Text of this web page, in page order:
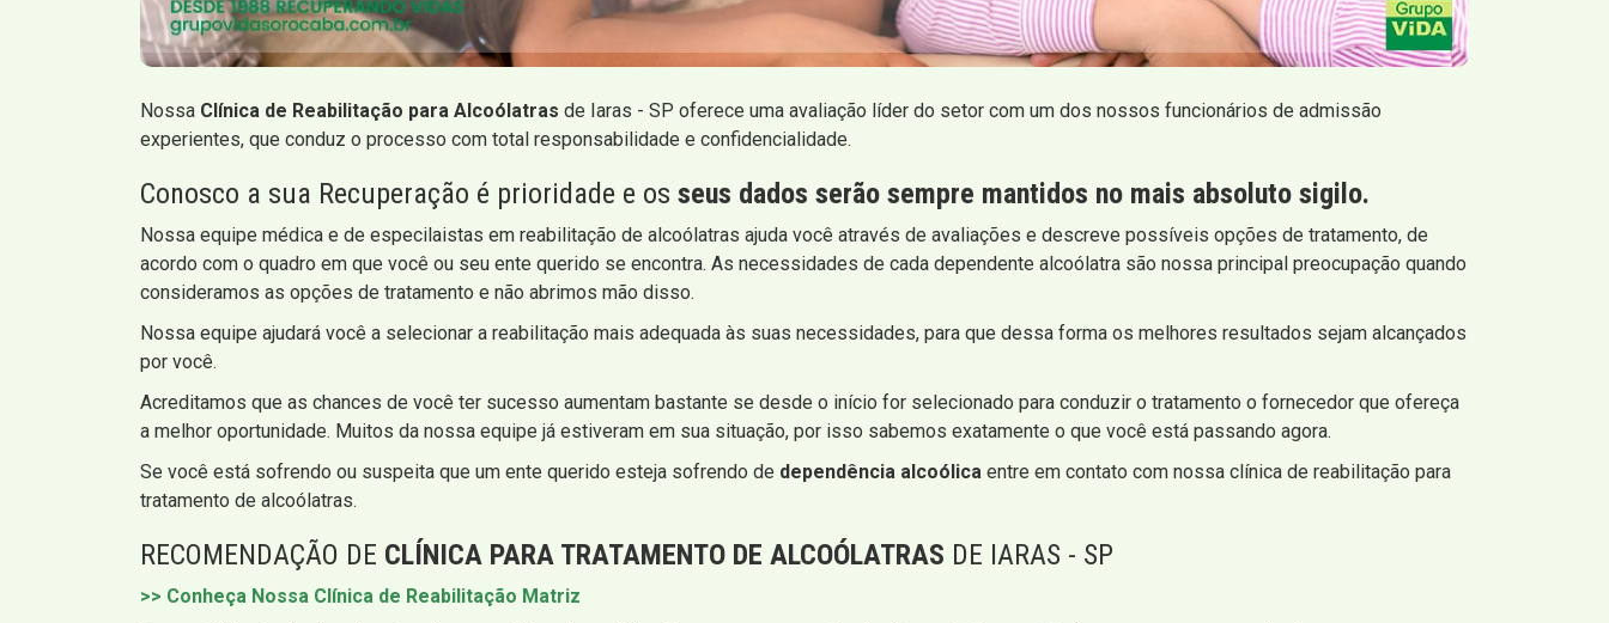
Nossa Clínica de Reabilitação para Alcoólatras de Iaras - SP oferece uma avaliação líder do setor com um dos nossos funcionários de admissão
experientes, que conduz o processo com total responsabilidade e confidencialidade.
Conosco a sua Recuperação é prioridade e os seus dados serão sempre mantidos no mais absoluto sigilo.
Nossa equipe médica e de especilaistas em reabilitação de alcoólatras ajuda você através de avaliações e descreve possíveis opções de tratamento, de
acordo com o quadro em que você ou seu ente querido se encontra. As necessidades de cada dependente alcoólatra são nossa principal preocupação quando
consideramos as opções de tratamento e não abrimos mão disso.
Nossa equipe ajudará você a selecionar a reabilitação mais adequada às suas necessidades, para que dessa forma os melhores resultados sejam alcançados
por você.
Acreditamos que as chances de você ter sucesso aumentam bastante se desde o início for selecionado para conduzir o tratamento o fornecedor que ofereça
a melhor oportunidade. Muitos da nossa equipe já estiveram em sua situação, por isso sabemos exatamente o que você está passando agora.
Se você está sofrendo ou suspeita que um ente querido esteja sofrendo de dependência alcoólica entre em contato com nossa clínica de reabilitação para
tratamento de alcoólatras.
RECOMENDAÇÃO DE CLÍNICA PARA TRATAMENTO DE ALCOÓLATRAS DE IARAS - SP
>> Conheça Nossa Clínica de Reabilitação Matriz